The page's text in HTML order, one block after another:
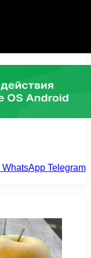
WhatsApp Telegram